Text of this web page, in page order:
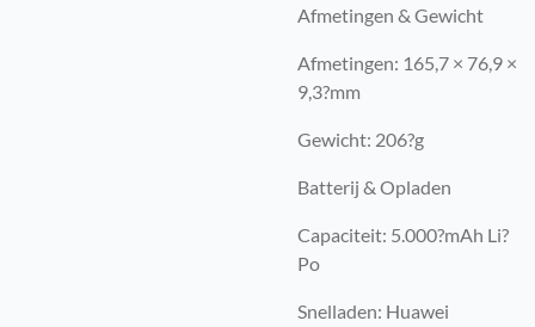
Afmetingen & Gewicht
Afmetingen: 165,7 × 76,9 ×
9,3?mm
Gewicht: 206?g
Batterij & Opladen
Capaciteit: 5.000?mAh Li?
Po
Snelladen: Huawei